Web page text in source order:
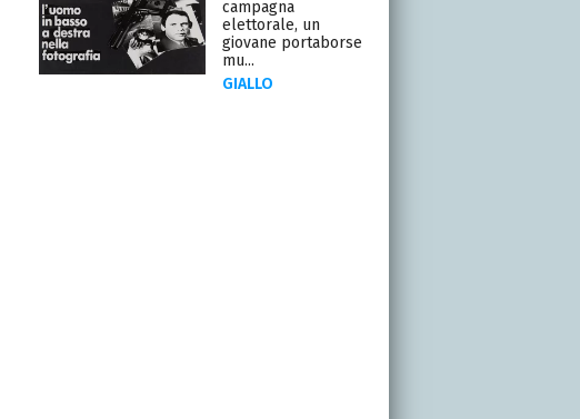
campagna
elettorale, un
giovane portaborse
mu...
GIALLO